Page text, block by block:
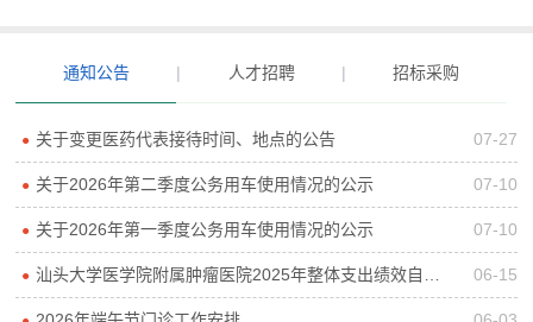
通知公告 | 人才招聘 | 招标采购
● 关于变更医药代表接待时间、地点的公告 07-27
● 关于2026年第二季度公务用车使用情况的公示 07-10
● 关于2026年第一季度公务用车使用情况的公示 07-10
● 汕头大学医学院附属肿瘤医院2025年整体支出绩效自评报告 06-15